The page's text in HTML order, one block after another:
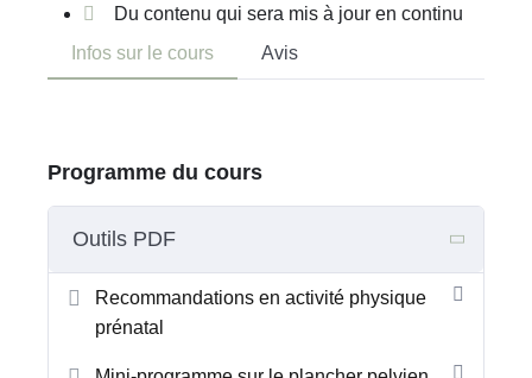
Infos sur le cours Avis
Programme du cours
Outils PDF
Recommandations en activité physique
prénatal
Du contenu qui sera mis à jour en continu